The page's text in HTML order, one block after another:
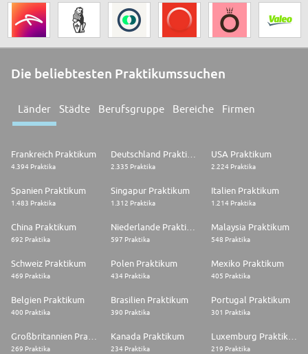
Die beliebtesten Praktikumssuchen
Länder Städte Berufsgruppe Bereiche Firmen
Frankreich Praktikum
4.394 Praktika 2.335 Praktika
USA Praktikum
2.224 Praktika
Spanien Praktikum
1.483 Praktika
Singapur Praktikum
1.312 Praktika
Italien Praktikum
1.214 Praktika
China Praktikum
692 Praktika 597 Praktika
Malaysia Praktikum
548 Praktika
Schweiz Praktikum
469 Praktika
Polen Praktikum
434 Praktika
Mexiko Praktikum
405 Praktika
Belgien Praktikum
400 Praktika
Brasilien Praktikum
390 Praktika
Portugal Praktikum
301 Praktika
269 Praktika
Kanada Praktikum
234 Praktika 219 Praktika